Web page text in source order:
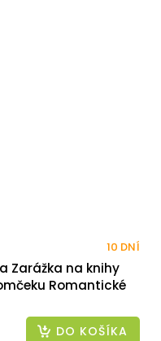
Zarážka na knihy
Romantické
10 DNÍ
DO KOŠÍKA